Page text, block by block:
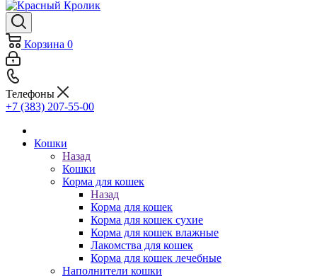
Корзина 0
Телефоны
+7 (383) 207-55-00
Кошки
Назад
Кошки
Корма для кошек
Назад
Корма для кошек
Корма для кошек сухие
Корма для кошек влажные
Лакомства для кошек
Корма для кошек лечебные
Наполнители кошки